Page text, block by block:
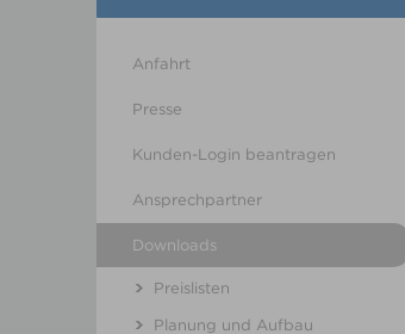
Anfahrt
Presse
Kunden-Login beantragen
Ansprechpartner
Downloads
Preislisten
Planung und Aufbau